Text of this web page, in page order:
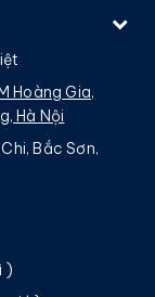
Hoàng Gia,
Hà Nội
Bắc Sơn,
)